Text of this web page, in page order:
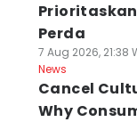
Perda
7 Aug 2026, 21:38
News
Cancel
Why